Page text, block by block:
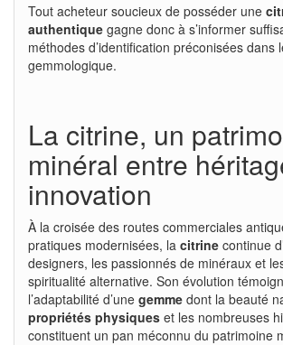
Tout acheteur soucieux de posséder une
authentique gagne donc à s’informer
méthodes d’identification préconisées dans
gemmologique.
La citrine, un
minéral entre
innovation
À la croisée des routes commerciales
pratiques modernisées, la citrine continue
designers, les passionnés de minéraux et
spiritualité alternative. Son évolution
l’adaptabilité d’une gemme dont la beauté
propriétés physiques et les nombreuses
constituent un pan méconnu du patrimoine